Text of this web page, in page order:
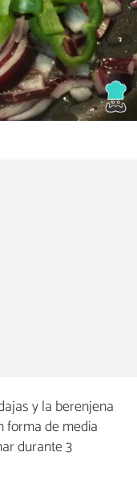
y la berenjena
forma de media
durante 3